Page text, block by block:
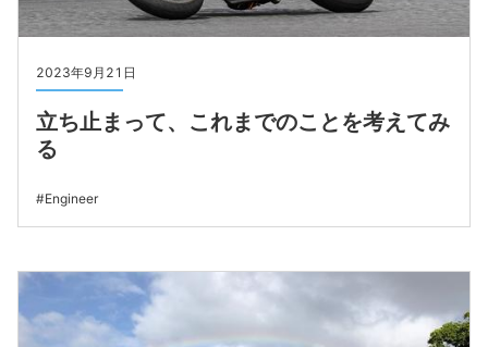
2023年9月21日
立ち止まって、これまでのことを考えてみ
る
Engineer